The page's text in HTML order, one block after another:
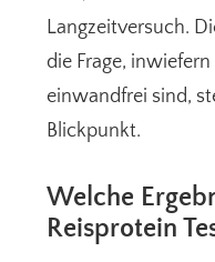
Langzeitversuch.
die Frage,
einwandfrei sind,
Blickpunkt.
Welche
Reisprotein